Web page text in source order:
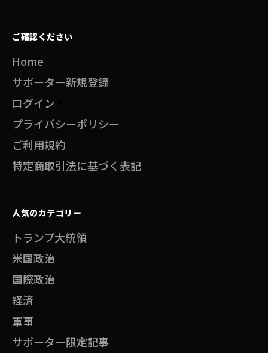
ご確認ください
Home
サポーター新規登録
ログイン
プライバシーポリシー
ご利用規約
特定商取引法に基づく表記
人気のカテゴリー
トランプ大統領
米国政治
国際政治
経済
軍事
サポーター限定記事